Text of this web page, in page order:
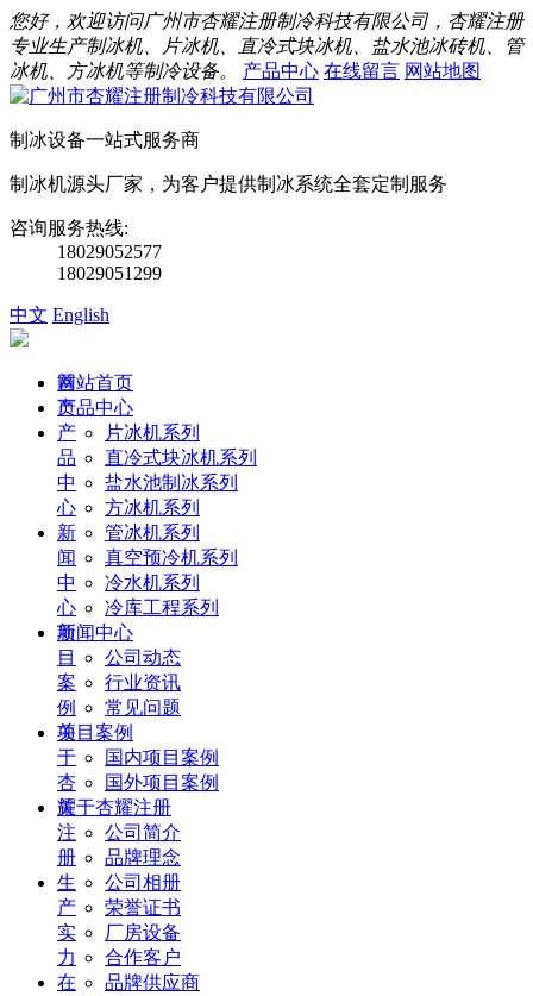
您好，欢迎访问广州市杏耀注册制冷科技有限公司，杏耀注册
专业生产制冰机、片冰机、直冷式块冰机、盐水池冰砖机、管
冰机、方冰机等制冷设备。
产品中心 在线留言 网站地图
制冰设备一站式服务商
制冰机源头厂家，为客户提供制冰系统全套定制服务
咨询服务热线:
18029052577
18029051299
中文 English
首
页
产
品
中
心
新
闻
中
心
项
目
案
例
关
于
杏
耀
注
册
生
产
实
力
在
网站首页
产品中心
片冰机系列
直冷式块冰机系列
盐水池制冰系列
方冰机系列
管冰机系列
真空预冷机系列
冷水机系列
冷库工程系列
新闻中心
公司动态
行业资讯
常见问题
项目案例
国内项目案例
国外项目案例
关于杏耀注册
公司简介
品牌理念
公司相册
荣誉证书
厂房设备
合作客户
品牌供应商